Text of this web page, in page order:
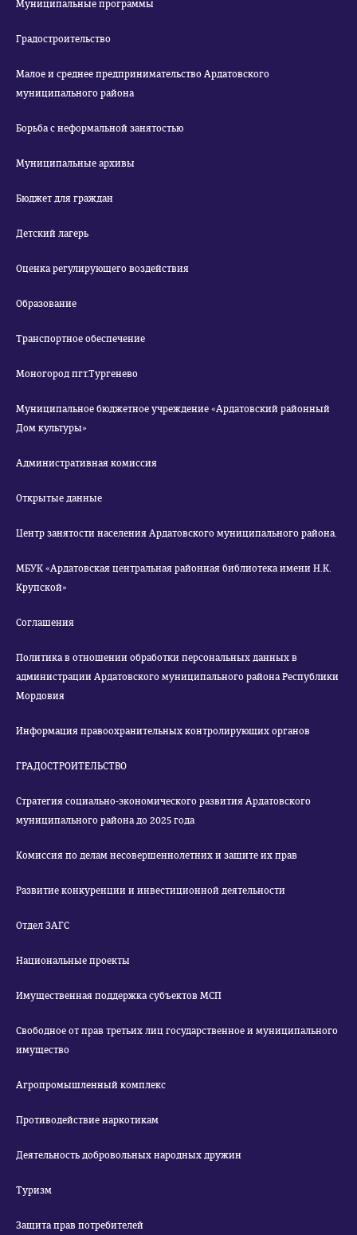
Муниципальные программы
Градостроительство
Малое и среднее предпринимательство Ардатовского
муниципального района
Борьба с неформальной занятостью
Муниципальные архивы
Бюджет для граждан
Детский лагерь
Оценка регулирующего воздействия
Образование
Транспортное обеспечение
Моногород пгт.Тургенево
Муниципальное бюджетное учреждение «Ардатовский районный
Дом культуры»
Административная комиссия
Открытые данные
Центр занятости населения Ардатовского муниципального района.
МБУК «Ардатовская центральная районная библиотека имени Н.К.
Крупской»
Соглашения
Политика в отношении обработки персональных данных в
администрации Ардатовского муниципального района Республики
Мордовия
Информация правоохранительных контролирующих органов
ГРАДОСТРОИТЕЛЬСТВО
Стратегия социально-экономического развития Ардатовского
муниципального района до 2025 года
Комиссия по делам несовершеннолетних и защите их прав
Развитие конкуренции и инвестиционной деятельности
Отдел ЗАГС
Национальные проекты
Имущественная поддержка субъектов МСП
Свободное от прав третьих лиц государственное и муниципального
имущество
Агропромышленный комплекс
Противодействие наркотикам
Деятельность добровольных народных дружин
Туризм
Защита прав потребителей